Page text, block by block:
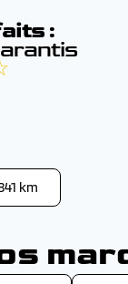
:
km